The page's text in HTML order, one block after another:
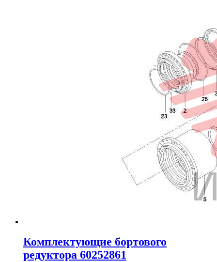
Комплектующие бортового
редуктора 60252861